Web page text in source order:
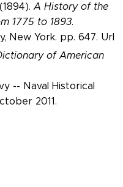
A History of the
1775 to 1893.
New York. pp. 647. Url
of American
-- Naval Historical
2011.